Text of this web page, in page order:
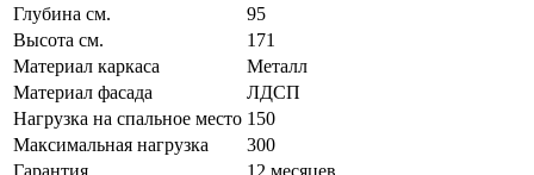
Глубина см.
95
Высота см.
171
Материал каркаса
Металл
Материал фасада
ЛДСП
Нагрузка на спальное место 150
Максимальная нагрузка
300
Гарантия
12 месяцев